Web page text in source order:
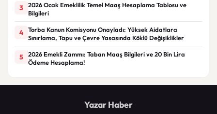
3
2026 Ocak Emeklilik Temel Maaş Hesaplama Tablosu ve
Bilgileri
4
Torba Kanun Komisyonu Onayladı: Yüksek Aidatlara
Sınırlama, Tapu ve Çevre Yasasında Köklü Değişiklikler
5
2026 Emekli Zammı: Taban Maaş Bilgileri ve 20 Bin Lira
Ödeme Hesaplama!
Yazar Haber